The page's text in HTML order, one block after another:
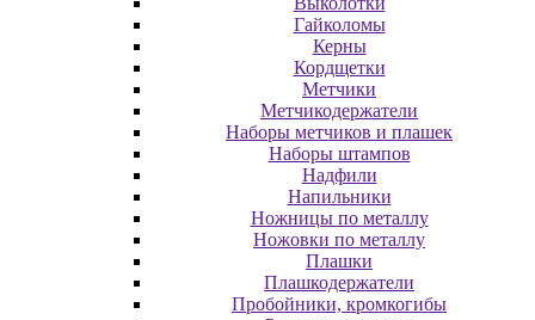
Гайколомы
Керны
Кордщетки
Метчики
Метчикодержатели
Наборы метчиков и плашек
Наборы штампов
Надфили
Напильники
Ножницы по металлу
Ножовки по металлу
Плашки
Плашкодержатели
Пробойники, кромкогибы